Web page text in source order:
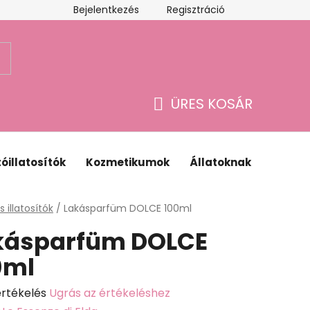
Webáruház értékelése
Bejelentkezés Regisztráció
ÜRES KOSÁR
Kozmetikumok Állatoknak
illatosítók / Lakásparfüm DOLCE 100ml
DOLCE
Ugrás az értékeléshez